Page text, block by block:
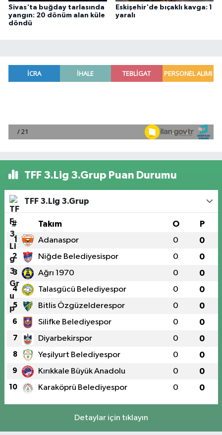
Sivas'ta buğday tarlasında
yangın: 20 dönüm alan küle
döndü
Eskişehir'de bıçaklı kavga: 1
yaralı
TFF 3.Lig 3.Grup Puan Durumu
TFF 3.Lig 3.Grup
# Takım O P
1 Adanaspor 0 0
2 Niğde Belediyesispor 0 0
3 Ağrı 1970 0 0
4 Talasgücü Belediyespor 0 0
5 Bitlis Özgüzelderespor 0 0
6 Silifke Belediyespor 0 0
7 Diyarbekirspor 0 0
8 Yeşilyurt Belediyespor 0 0
9 Kırıkkale Büyük Anadolu 0 0
10 Karaköprü Belediyespor 0 0
Detaylar için tıklayın